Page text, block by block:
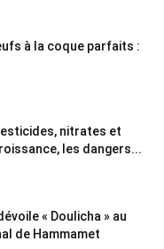
à la coque parfaits :
nitrates et
les dangers...
« Doulicha » au
de Hammamet